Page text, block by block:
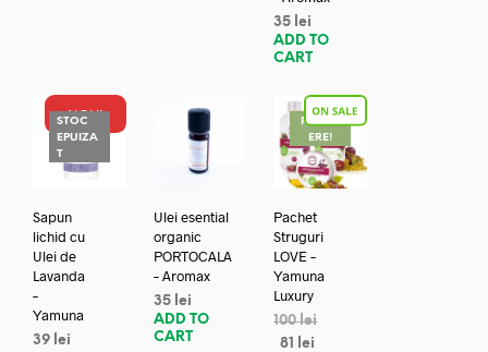
35 lei
ADD TO
CART
NOU!
STOC
EPUIZA
T
Sapun
lichid cu
Ulei de
Lavanda
–
Yamuna
39 lei
Ulei esential
organic
PORTOCALA
– Aromax
35 lei
ADD TO
CART
REDUC
ERE!
Pachet
Struguri
LOVE –
Yamuna
Luxury
100lei
81
lei